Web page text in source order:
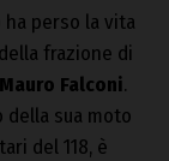
perso la vita
frazione di
Mauro Falconi.
della sua moto
del 118, è